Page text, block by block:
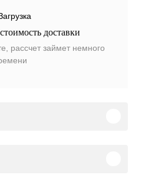
доставки
рассчет займет немного